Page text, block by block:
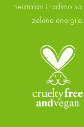
neutralan i radimo sa
zelene energije.